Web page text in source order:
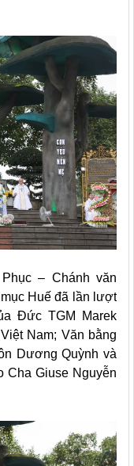
– Chánh văn
Huế đã lần lượt
Đức TGM Marek
Nam; Văn bằng
Dương Quỳnh và
Cha Giuse Nguyễn